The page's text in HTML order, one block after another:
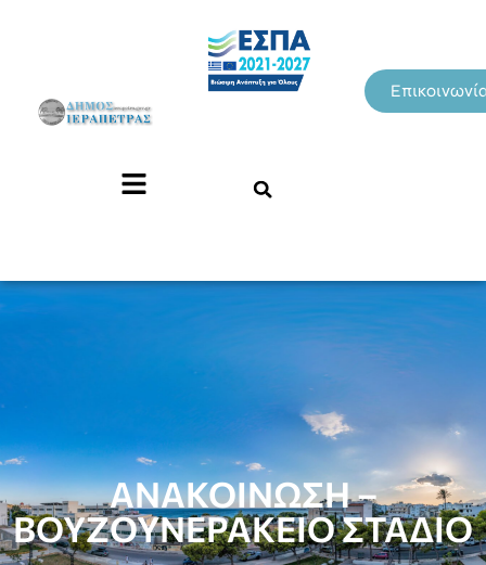
ΑΝΑΚΟΙΝΩΣΗ –
ΒΟΥΖΟΥΝΕΡΑΚΕΙΟ ΣΤΑΔΙΟ